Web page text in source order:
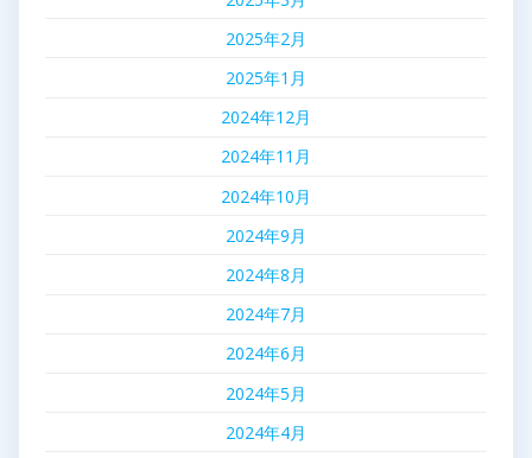
2025年2月
2025年1月
2024年12月
2024年11月
2024年10月
2024年9月
2024年8月
2024年7月
2024年6月
2024年5月
2024年4月